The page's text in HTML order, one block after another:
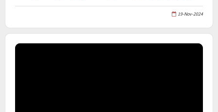
ပတ်သက်သည့် ညှိနှိုင်းအစည်းအဝေးသို့ တက်ရောက်၊ ပဉ္စမအကြိမ်
မြောက် အမျိုးသားအားကစားပွဲတော်သို့ ဝင်ရောက်ယှဉ်ပြိုင်မည့်
ဘော်လီဘောလက်ရည်စမ်းယှဉ်ပြိုင်မှုအား ကြည့်ရှုအားပေး
19-Nov-2024